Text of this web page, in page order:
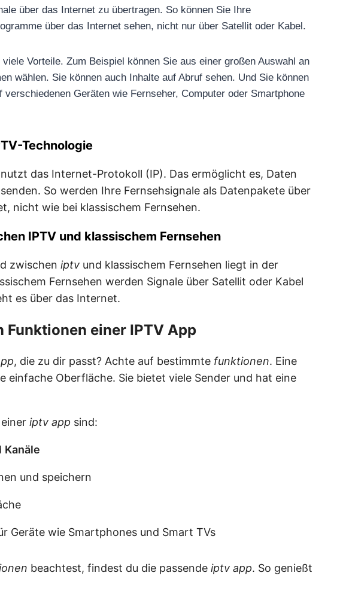
über das Internet zu übertragen. So können Sie Ihre
über das Internet sehen, nicht nur über Satellit oder Kabel.
viele Vorteile. Zum Beispiel können Sie aus einer großen Auswahl an
wählen. Sie können auch Inhalte auf Abruf sehen. Und Sie können
verschiedenen Geräten wie Fernseher, Computer oder Smartphone
Technologie
nutzt das Internet-Protokoll (IP). Das ermöglicht es, Daten
So werden Ihre Fernsehsignale als Datenpakete über
nicht wie bei klassischem Fernsehen.
IPTV und klassischem Fernsehen
zwischen iptv und klassischem Fernsehen liegt in der
Fernsehen werden Signale über Satellit oder Kabel
es über das Internet.
Funktionen einer IPTV App
, die zu dir passt? Achte auf bestimmte funktionen. Eine
einfache Oberfläche. Sie bietet viele Sender und hat eine
einer iptv app sind:
Kanäle
und speichern
Geräte wie Smartphones und Smart TVs
beachtest, findest du die passende iptv app. So genießt